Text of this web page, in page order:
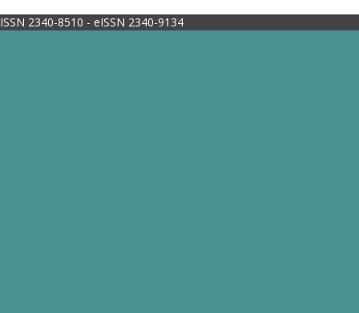
ISSN 2340-8510 - eISSN 2340-9134